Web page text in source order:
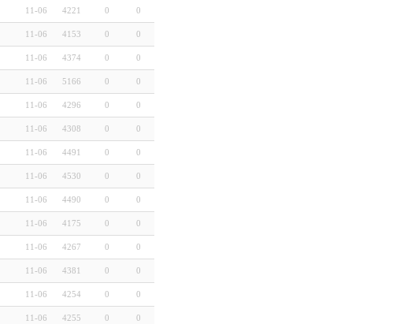
11-06 4221 0 0
11-06 4153 0 0
11-06 4374 0 0
11-06 5166 0 0
11-06 4296 0 0
11-06 4308 0 0
11-06 4491 0 0
11-06 4530 0 0
11-06 4490 0 0
11-06 4175 0 0
11-06 4267 0 0
11-06 4381 0 0
11-06 4254 0 0
11-06 4255 0 0